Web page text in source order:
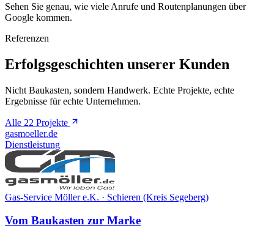
Sehen Sie genau, wie viele Anrufe und Routenplanungen über
Google kommen.
Referenzen
Erfolgsgeschichten unserer Kunden
Nicht Baukasten, sondern Handwerk. Echte Projekte, echte
Ergebnisse für echte Unternehmen.
Alle 22 Projekte
gasmoeller.de
Dienstleistung
Gas-Service Möller e.K. · Schieren (Kreis Segeberg)
Vom Baukasten zur Marke